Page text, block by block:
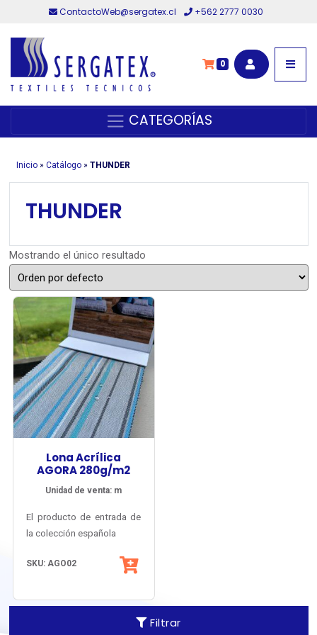
ContactoWeb@sergatex.cl +562 2777 0030
0
CATEGORÍAS
Inicio» Catálogo» THUNDER
Filtrar
THUNDER
Mostrando el único resultado
Lona Acrílica
AGORA 280g/m2
Unidad de venta: m
El producto de entrada de
la colección española
con gran diversidad de
listados y múltiples
posibilidades de
Su estructura basada en
fibra acrílica tintada en
SKU: AGO02